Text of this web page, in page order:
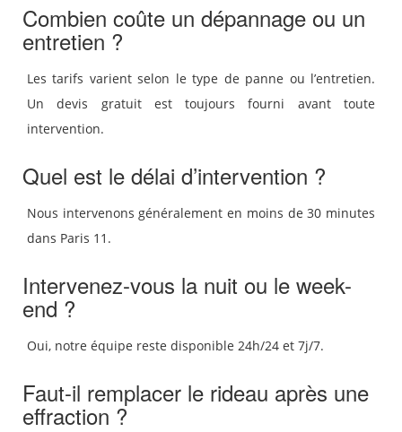
Combien coûte un dépannage ou un
entretien ?
Les tarifs varient selon le type de panne ou l’entretien.
Un devis gratuit est toujours fourni avant toute
intervention.
Quel est le délai d’intervention ?
Nous intervenons généralement en moins de 30 minutes
dans Paris 11.
Intervenez-vous la nuit ou le week-
end ?
Oui, notre équipe reste disponible 24h/24 et 7j/7.
Faut-il remplacer le rideau après une
effraction ?